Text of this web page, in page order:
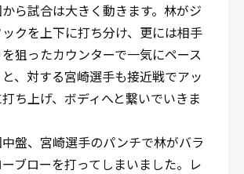
ら試合は大きく動きます。林がジ
クを上下に打ち分け、更には相手
狙ったカウンターで一気にペース
、対する宮崎選手も接近戦でアッ
ち上げ、ボディへと繋いでいきま
盤、宮崎選手のパンチで林がバラ
ブローを打ってしまいました。レ